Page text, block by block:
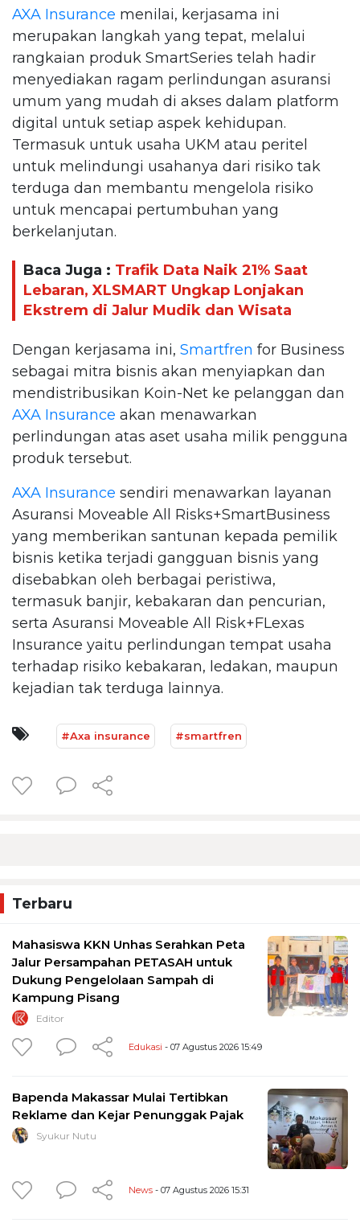
AXA Insurance menilai, kerjasama ini
merupakan langkah yang tepat, melalui
rangkaian produk SmartSeries telah hadir
menyediakan ragam perlindungan asuransi
umum yang mudah di akses dalam platform
digital untuk setiap aspek kehidupan.
Termasuk untuk usaha UKM atau peritel
untuk melindungi usahanya dari risiko tak
terduga dan membantu mengelola risiko
untuk mencapai pertumbuhan yang
berkelanjutan.
Baca Juga : Trafik Data Naik 21% Saat
Lebaran, XLSMART Ungkap Lonjakan
Ekstrem di Jalur Mudik dan Wisata
Dengan kerjasama ini, Smartfren for Business
sebagai mitra bisnis akan menyiapkan dan
mendistribusikan Koin-Net ke pelanggan dan
AXA Insurance akan menawarkan
perlindungan atas aset usaha milik pengguna
produk tersebut.
AXA Insurance sendiri menawarkan layanan
Asuransi Moveable All Risks+SmartBusiness
yang memberikan santunan kepada pemilik
bisnis ketika terjadi gangguan bisnis yang
disebabkan oleh berbagai peristiwa,
termasuk banjir, kebakaran dan pencurian,
serta Asuransi Moveable All Risk+FLexas
Insurance yaitu perlindungan tempat usaha
terhadap risiko kebakaran, ledakan, maupun
kejadian tak terduga lainnya.
#Axa insurance #smartfren
Terbaru
Mahasiswa KKN Unhas Serahkan Peta
Jalur Persampahan PETASAH untuk
Dukung Pengelolaan Sampah di
Kampung Pisang
Editor
Edukasi - 07 Agustus 2026 15:49
Bapenda Makassar Mulai Tertibkan
Reklame dan Kejar Penunggak Pajak
Syukur Nutu
News - 07 Agustus 2026 15:31